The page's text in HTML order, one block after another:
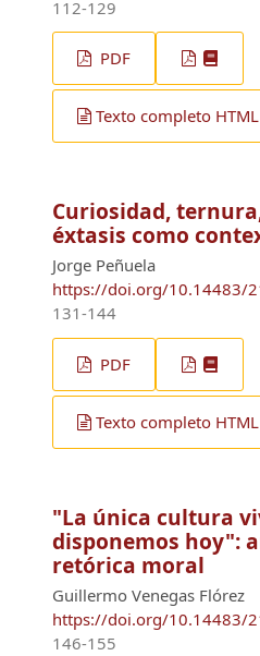
112-129
PDF
Texto completo HTML
Curiosidad,
éxtasis como
Jorge Peñuela
https://doi.org/10.14483/
131-144
PDF
Texto completo HTML
"La única cultura
disponemos hoy":
retórica moral
Guillermo Venegas Flórez
https://doi.org/10.14483/
146-155